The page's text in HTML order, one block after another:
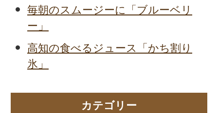
毎朝のスムージーに「ブルーベリ
ー」
高知の食べるジュース「かち割り
氷」
カテゴリー